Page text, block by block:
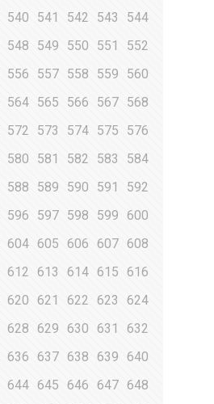
540 541 542 543
544
548 549 550 551
552
556 557 558 559
560
564 565 566 567 568
572 573 574 575
576
580 581 582 583
584
588 589 590 591
592
596 597 598 599
600
604 605 606 607 608
612 613 614 615
616
620 621 622 623
624
628 629 630 631
632
636 637 638 639 640
644 645 646 647 648